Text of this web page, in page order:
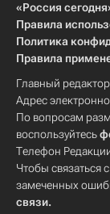
«Россия
Правила
Политика
Правила
Главный
Адрес
По вопросам
воспользуйтесь
Телефон
Чтобы связаться
замеченных
связи.